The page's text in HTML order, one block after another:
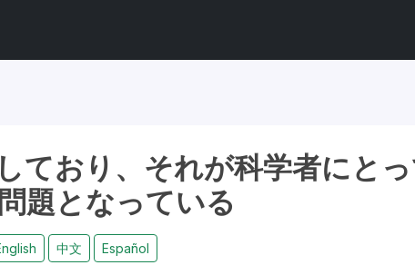
ており、それが科学者にと
題となっている
中文 Español